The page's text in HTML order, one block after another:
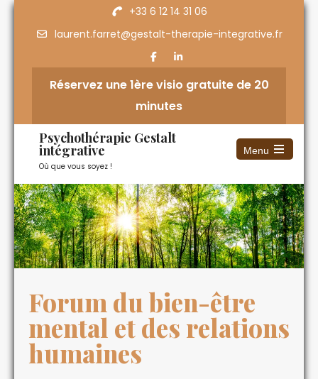
+33 6 12 14 31 06
laurent.farret@gestalt-therapie-integrative.fr
Réservez une 1ère visio gratuite de 20
minutes
Psychothérapie Gestalt
intégrative
Où que vous soyez !
Menu
Forum du bien-être
mental et des relations
humaines